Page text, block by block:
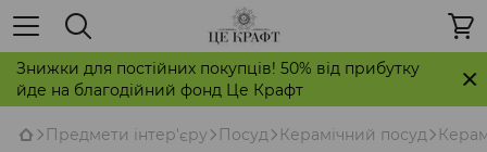
Знижки для постійних покупців! 50% від прибутку
йде на благодійний фонд Це Крафт
Предмети інтер'єру Посуд Керамічний посуд